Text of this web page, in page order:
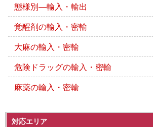
態様別―輸入・輸出
覚醒剤の輸入・密輸
大麻の輸入・密輸
危険ドラッグの輸入・密輸
麻薬の輸入・密輸
対応エリア